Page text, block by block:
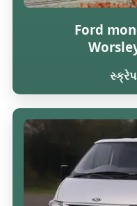
Ford